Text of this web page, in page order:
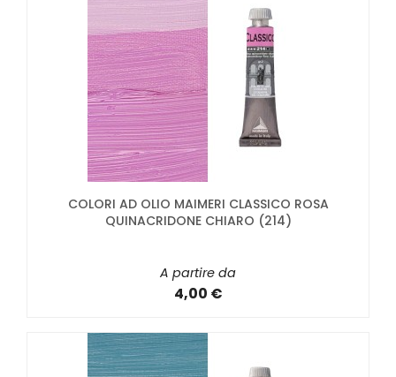
COLORI AD OLIO MAIMERI CLASSICO ROSA
QUINACRIDONE CHIARO (214)
A partire da
4,00 €